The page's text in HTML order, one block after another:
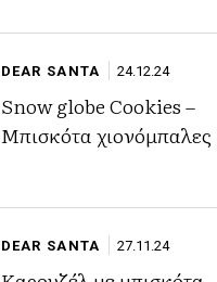
DEAR SANTA 24.12.24
Snow globe Cookies –
Μπισκότα χιονόμπαλες
DEAR SANTA 27.11.24